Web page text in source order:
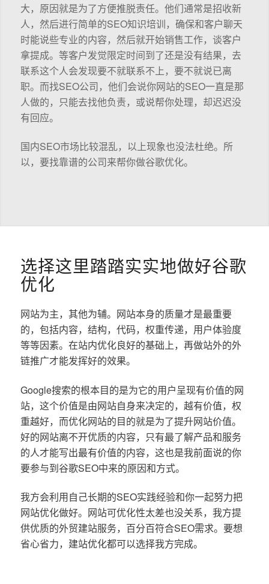
大，原因就是为了方便推脱责任。他们通常是招收新
人，然后进行简单的SEO知识培训，确保和客户聊天
时能说些专业的内容，然后就开始销售工作，谈客户
拿提成。等客户发觉限定时间到了还是没有结果，去
联系这个人会发现要不就联系不上，要不就说已离
职。而找SEO公司，他们会说你网站的SEO一直是那
人做的，只能去找他负责，或说帮你处理，却迟迟没
有回应。
国内SEO市场比较混乱，以上现象也没法杜绝。所
以，要找靠谱的公司来帮你做谷歌优化。
选择这里踏踏实实地做好谷歌
优化
网站为主，其他为辅。网站本身的质量才是最重要
的，包括内容，结构，代码，权重传递，用户体验度
等等因素。在站内优化良好的基础上，再做站外的外
链推广才能发挥好的效果。
Google搜索的根本目的是为它的用户呈现有价值的网
站，这个价值是由网站自身来决定的，越有价值，权
重越好，而优化网站的目的就是为了提升网站价值。
好的网站离不开优质的内容，只有最了解产品和服务
的人才能写出最有价值的内容，这也是我前面说的你
要参与到谷歌SEO中来的原因和方式。
我方会利用自己长期的SEO实践经验和你一起努力把
网站优化做好。网站可优化性太差也没关系，我方提
供优质的外贸建站服务，百分百符合SEO需求。要想
省心省力，建站优化都可以选择我方完成。